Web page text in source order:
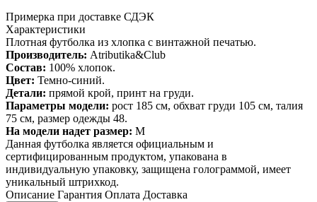
Примерка при доставке СДЭК
Характеристики
Плотная футболка из хлопка с винтажной печатью.
Производитель: Atributika&Club
Состав: 100% хлопок.
Цвет: Темно-синий.
Детали: прямой крой, принт на груди.
Параметры модели: рост 185 см, обхват груди 105 см, талия
75 см, размер одежды 48.
На модели надет размер: М
Данная футболка является официальным и
сертифицированным продуктом, упакована в
индивидуальную упаковку, защищена голограммой, имеет
уникальный штрихкод.
Описание Гарантия Оплата Доставка